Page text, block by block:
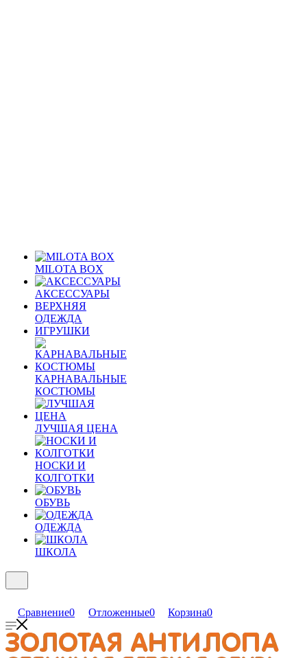
MILOTA BOX
АКСЕССУАРЫ
ВЕРХНЯЯ
ОДЕЖДА
ИГРУШКИ
КАРНАВАЛЬНЫЕ
КОСТЮМЫ
ЛУЧШАЯ ЦЕНА
НОСКИ И
КОЛГОТКИ
ОБУВЬ
ОДЕЖДА
ШКОЛА
Сравнение0 Отложенные0 Корзина0